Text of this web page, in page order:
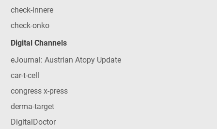
check-innere
check-onko
Digital Channels
eJournal: Austrian Atopy Update
car-t-cell
congress x-press
derma-target
DigitalDoctor